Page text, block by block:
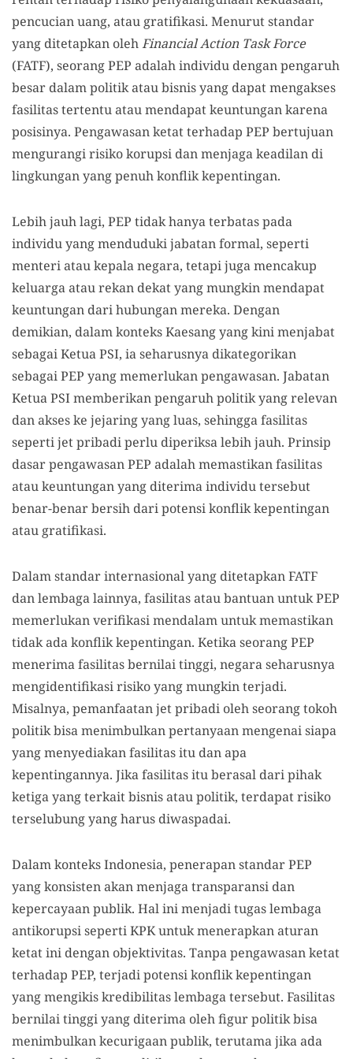
pencucian uang, atau gratifikasi. Menurut standar
yang ditetapkan olehFinancial Action Task Force
(FATF), seorang PEP adalah individu dengan pengaruh
besar dalam politik atau bisnis yang dapat mengakses
fasilitas tertentu atau mendapat keuntungan karena
posisinya. Pengawasan ketat terhadap PEP bertujuan
mengurangi risiko korupsi dan menjaga keadilan di
lingkungan yang penuh konflik kepentingan.
Lebih jauh lagi, PEP tidak hanya terbatas pada
individu yang menduduki jabatan formal, seperti
menteri atau kepala negara, tetapi juga mencakup
keluarga atau rekan dekat yang mungkin mendapat
keuntungan dari hubungan mereka. Dengan
demikian, dalam konteks Kaesang yang kini menjabat
sebagai Ketua PSI, ia seharusnya dikategorikan
sebagai PEP yang memerlukan pengawasan. Jabatan
Ketua PSI memberikan pengaruh politik yang relevan
dan akses ke jejaring yang luas, sehingga fasilitas
seperti jet pribadi perlu diperiksa lebih jauh. Prinsip
dasar pengawasan PEP adalah memastikan fasilitas
atau keuntungan yang diterima individu tersebut
benar-benar bersih dari potensi konflik kepentingan
atau gratifikasi.
Dalam standar internasional yang ditetapkan FATF
dan lembaga lainnya, fasilitas atau bantuan untuk PEP
memerlukan verifikasi mendalam untuk memastikan
tidak ada konflik kepentingan. Ketika seorang PEP
menerima fasilitas bernilai tinggi, negara seharusnya
mengidentifikasi risiko yang mungkin terjadi.
Misalnya, pemanfaatan jet pribadi oleh seorang tokoh
politik bisa menimbulkan pertanyaan mengenai siapa
yang menyediakan fasilitas itu dan apa
kepentingannya. Jika fasilitas itu berasal dari pihak
ketiga yang terkait bisnis atau politik, terdapat risiko
terselubung yang harus diwaspadai.
Dalam konteks Indonesia, penerapan standar PEP
yang konsisten akan menjaga transparansi dan
kepercayaan publik. Hal ini menjadi tugas lembaga
antikorupsi seperti KPK untuk menerapkan aturan
ketat ini dengan objektivitas. Tanpa pengawasan ketat
terhadap PEP, terjadi potensi konflik kepentingan
yang mengikis kredibilitas lembaga tersebut. Fasilitas
bernilai tinggi yang diterima oleh figur politik bisa
menimbulkan kecurigaan publik, terutama jika ada